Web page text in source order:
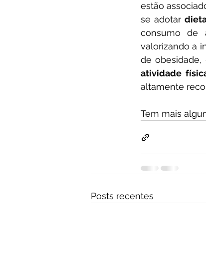
estão
se adotar
consumo de
valorizando a
de
atividade
altamente
Tem mais
Posts recentes